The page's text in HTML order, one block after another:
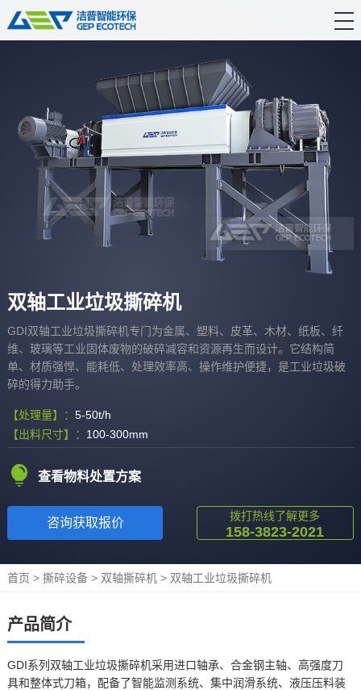
产品中心
服务支持
联系我们
双轴工业垃圾撕碎机
GDI双轴工业垃圾撕碎机专门为金属、塑料、皮革、木材、纸板、纤
维、玻璃等工业固体废物的破碎减容和资源再生而设计。它结构简
单、材质强悍、能耗低、处理效率高、操作维护便捷，是工业垃圾破
碎的得力助手。
【处理量】： 5-50t/h
【出料尺寸】： 100-300mm
查看物料处置方案
咨询获取报价 拨打热线了解更多
158-3823-2021
首页 > 撕碎设备> 双轴撕碎机> 双轴工业垃圾撕碎机
产品简介
GDI系列双轴工业垃圾撕碎机采用进口轴承、合金钢主轴、高强度刀
具和整体式刀箱，配备了智能监测系统、集中润滑系统、液压压料装